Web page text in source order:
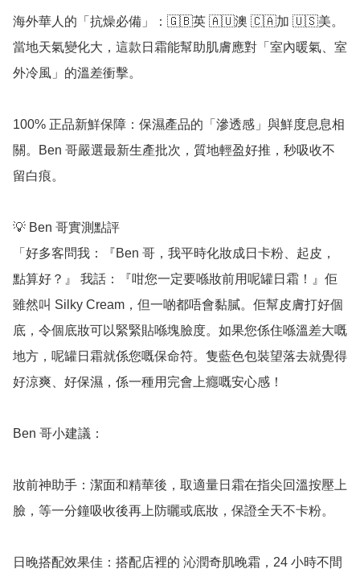
海外華人的「抗燥必備」：🇬🇧英 🇦🇺澳 🇨🇦加 🇺🇸美。
當地天氣變化大，這款日霜能幫助肌膚應對「室內暖氣、室
外冷風」的溫差衝擊。
100% 正品新鮮保障：保濕產品的「滲透感」與鮮度息息相
關。Ben 哥嚴選最新生產批次，質地輕盈好推，秒吸收不
留白痕。
💡 Ben 哥實測點評
「好多客問我：『Ben 哥，我平時化妝成日卡粉、起皮，
點算好？』 我話：『咁您一定要喺妝前用呢罐日霜！』佢
雖然叫 Silky Cream，但一啲都唔會黏膩。佢幫皮膚打好個
底，令個底妝可以緊緊貼喺塊臉度。如果您係住喺溫差大嘅
地方，呢罐日霜就係您嘅保命符。隻藍色包裝望落去就覺得
好涼爽、好保濕，係一種用完會上癮嘅安心感！
Ben 哥小建議：
妝前神助手：潔面和精華後，取適量日霜在指尖回溫按壓上
臉，等一分鐘吸收後再上防曬或底妝，保證全天不卡粉。
日晚搭配效果佳：搭配店裡的 沁潤奇肌晚霜，24 小時不間